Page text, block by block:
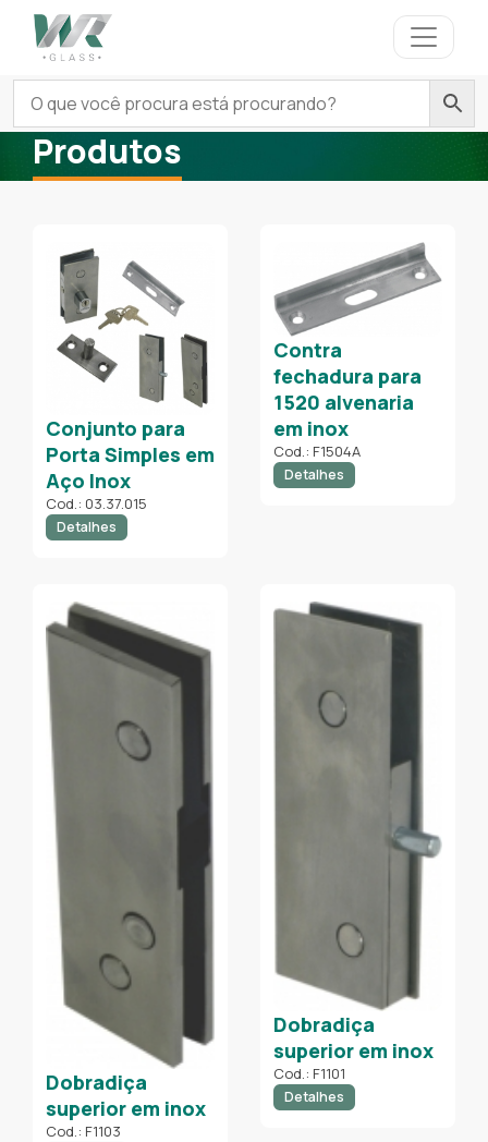
Produtos
Conjunto para
Porta Simples em
Aço Inox
Cod.: 03.37.015
Detalhes
Contra
fechadura para
1520 alvenaria
em inox
Cod.: F1504A
Detalhes
Dobradiça
superior em inox
Cod.: F1103
Dobradiça
superior em inox
Cod.: F1101
Detalhes